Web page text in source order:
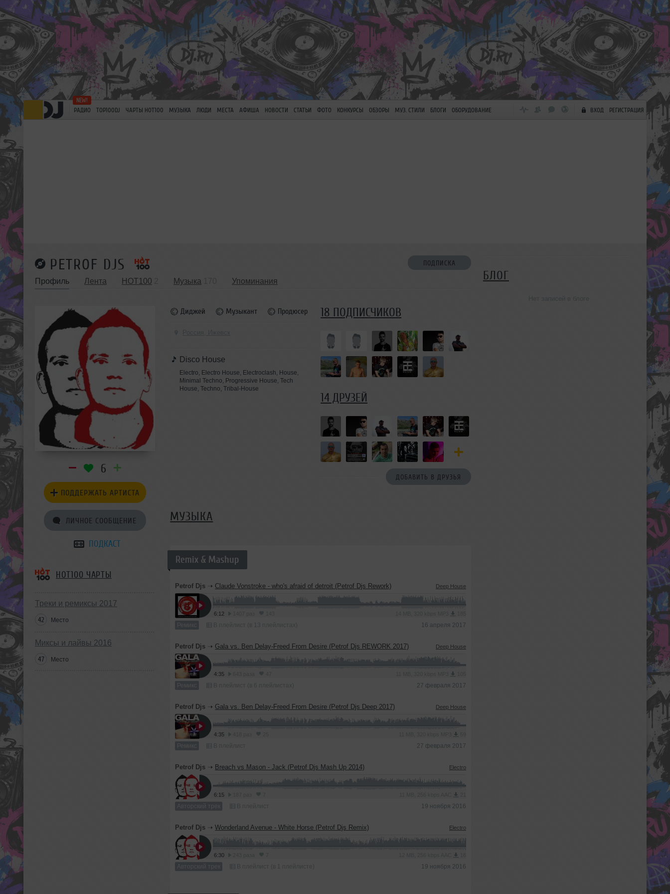
РАДИО TOP100DJ ЧАРТЫ HOT100 МУЗЫКА ЛЮДИ МЕСТА АФИША НОВОСТИ СТАТЬИ ФОТО КОНКУРСЫ ОБЗОРЫ МУЗ. СТИЛИ БЛОГИ ОБОРУДОВАНИЕ ВХОД РЕГИСТРАЦИЯ
PETROF DJS ПОДПИСКА
Профиль Лента HOT100 Музыка Упоминания
6
ПОДДЕРЖАТЬ АРТИСТА
ЛИЧНОЕ СООБЩЕНИЕ
ПОДКАСТ
HOT100 ЧАРТЫ
Треки и ремиксы 2017
42 Место
Миксы и лайвы 2016
47 Место
Диджей Музыкант Продюсер
Disco House
Electro, Electro House, Electroclash, House,
Minimal Techno, Progressive House, Tech
House, Techno, Tribal-House
18 ПОДПИСЧИКОВ
14 ДРУЗЕЙ
ДОБАВИТЬ В ДРУЗЬЯ
МУЗЫКА
Remix & Mashup
Petrof Djs ➝ Claude Vonstroke - who's afraid of detroit (Petrof Djs Rework) Deep House
6:12
Ремикс В плейлист (в 13 плейлистах) 16 апреля 2017
Petrof Djs ➝ Gala vs. Ben Delay-Freed From Desire (Petrof Djs REWORK 2017) Deep House
4:35
Ремикс В плейлист (в 6 плейлистах) 27 февраля 2017
Petrof Djs ➝ Gala vs. Ben Delay-Freed From Desire (Petrof Djs Deep 2017) Deep House
4:35
Ремикс В плейлист 27 февраля 2017
Petrof Djs ➝ Breach vs Mason - Jack (Petrof Djs Mash Up 2014) Electro
6:15
Авторский трек В плейлист 19 ноября 2016
Petrof Djs ➝Wonderland Avenue - White Horse (Petrof Djs Remix) Electro
6:30
Авторский трек В плейлист (в 1 плейлисте) 19 ноября 2016
БЛОГ